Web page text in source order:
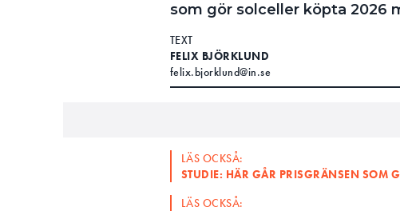
som gör solceller köpta 2026
TEXT
FELIX BJÖRKLUND
felix.bjorklund@in.se
LÄS OCKSÅ:
STUDIE: HÄR GÅR PRISGRÄNSEN SOM
LÄS OCKSÅ: